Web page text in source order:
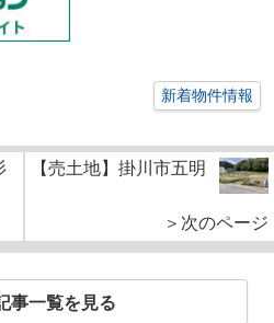
新着物件情報
【売土地】掛川市五明
＞次のページ
事一覧を見る